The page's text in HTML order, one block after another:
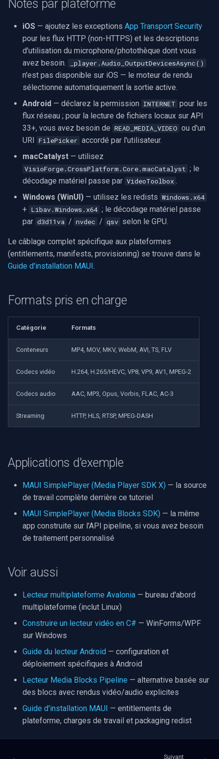
Notes par plateforme
iOS — ajoutez les exceptions App Transport Security
pour les flux HTTP (non-HTTPS) et les descriptions
d'utilisation du microphone/photothèque dont vous
avez besoin.
_player.Audio_OutputDevicesAsync()
n'est pas disponible sur iOS — le moteur de rendu
sélectionne automatiquement la sortie active.
Android — déclarez la permission INTERNET pour les
flux réseau ; pour la lecture de fichiers locaux sur API
33+, vous avez besoin de READ_MEDIA_VIDEO ou d'un
URI FilePicker accordé par l'utilisateur.
macCatalyst — utilisez
VisioForge.CrossPlatform.Core.macCatalyst ; le
décodage matériel passe par VideoToolbox .
Windows (WinUI) — utilisez les redists Windows.x64
+ Libav.Windows.x64 ; le décodage matériel passe
par d3d11va / nvdec / qsv selon le GPU.
Le câblage complet spécifique aux plateformes
(entitlements, manifests, provisioning) se trouve dans le
Guide d'installation MAUI.
Formats pris en charge
Catégorie Formats
Conteneurs MP4, MOV, MKV, WebM, AVI, TS, FLV
Codecs vidéo H.264, H.265/HEVC, VP8, VP9, AV1, MPEG-2
Codecs audio AAC, MP3, Opus, Vorbis, FLAC, AC-3
Streaming HTTP, HLS, RTSP, MPEG-DASH
Applications d'exemple
MAUI SimplePlayer (Media Player SDK X) — la source
de travail complète derrière ce tutoriel
MAUI SimplePlayer (Media Blocks SDK) — la même
app construite sur l'API pipeline, si vous avez besoin
de traitement personnalisé
Voir aussi
Lecteur multiplateforme Avalonia — bureau d'abord
multiplateforme (inclut Linux)
Construire un lecteur vidéo en C# — WinForms/WPF
sur Windows
Guide du lecteur Android — configuration et
déploiement spécifiques à Android
Lecteur Media Blocks Pipeline — alternative basée sur
des blocs avec rendus vidéo/audio explicites
Guide d'installation MAUI — entitlements de
plateforme, charges de travail et packaging redist
Suivant